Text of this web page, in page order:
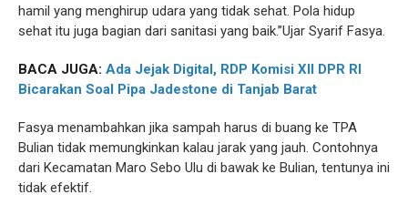
hamil yang menghirup udara yang tidak sehat. Pola hidup
sehat itu juga bagian dari sanitasi yang baik.”Ujar Syarif Fasya.
BACA JUGA: Ada Jejak Digital, RDP Komisi XII DPR RI
Bicarakan Soal Pipa Jadestone di Tanjab Barat
Fasya menambahkan jika sampah harus di buang ke TPA
Bulian tidak memungkinkan kalau jarak yang jauh. Contohnya
dari Kecamatan Maro Sebo Ulu di bawak ke Bulian, tentunya ini
tidak efektif.